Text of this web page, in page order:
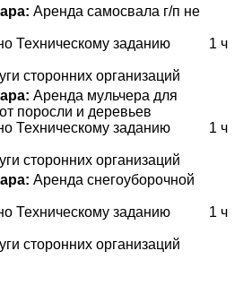
Аренда самосвала г/п не
Техническому заданию
сторонних организаций
1 ч
Аренда мульчера для
поросли и деревьев
Техническому заданию
сторонних организаций
1 ч
Аренда снегоуборочной
Техническому заданию
сторонних организаций
1 ч